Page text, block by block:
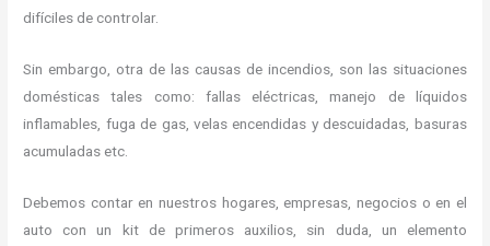
difíciles de controlar.
Sin embargo, otra de las causas de incendios, son las situaciones
domésticas tales como: fallas eléctricas, manejo de líquidos
inflamables, fuga de gas, velas encendidas y descuidadas, basuras
acumuladas etc.
Debemos contar en nuestros hogares, empresas, negocios o en el
auto con un kit de primeros auxilios, sin duda, un elemento